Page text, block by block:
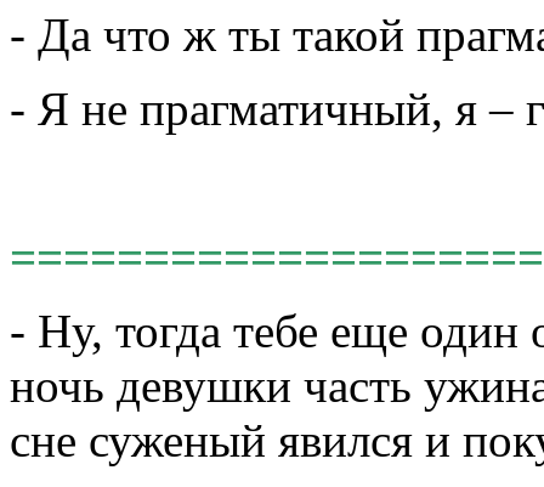
- Да что ж ты такой
- Я не прагматичный, я –
- Ну, тогда тебе еще
ночь девушки часть
сне суженый явился и